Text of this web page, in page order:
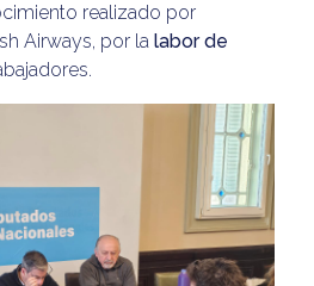
realizado por
Airways, por la labor de